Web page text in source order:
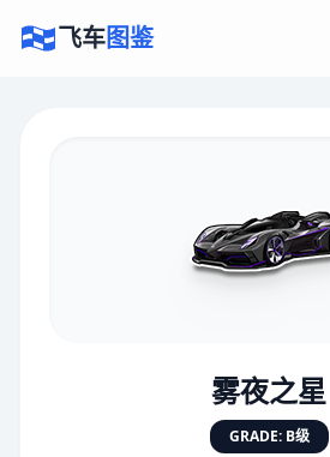
飞车图鉴
雾夜之星
GRADE: B级
★★★★★★